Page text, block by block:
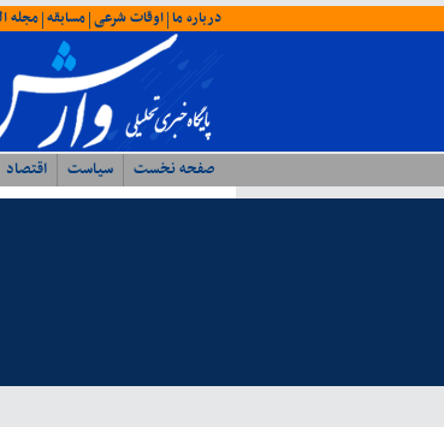
درباره ما| اوقات شرعی| مسابقه| مجله
صفحه نخست سیاست اقتصاد